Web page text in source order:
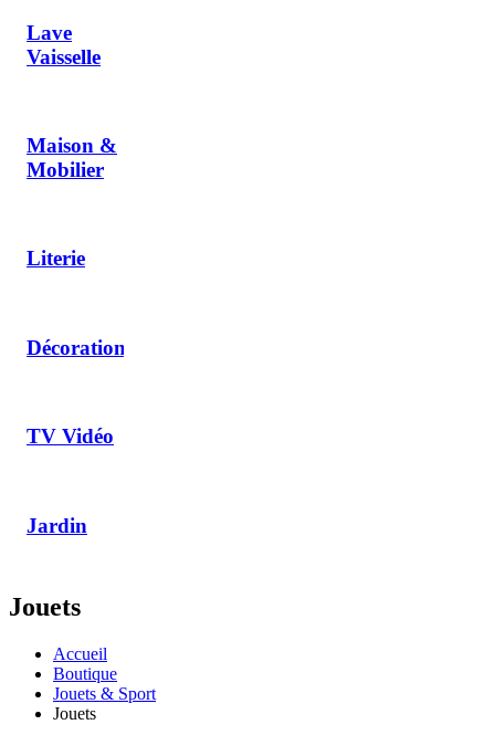
Lave
Vaisselle
Maison &
Mobilier
Literie
Décoration
TV Vidéo
Jardin
Jouets
Accueil
Boutique
Jouets & Sport
Jouets